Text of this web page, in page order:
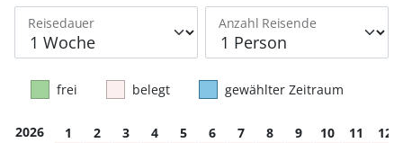
Reisedauer Anzahl Reisende
frei belegt gewählter Zeitraum
2026 1 2 3 4 5 6 7 8 9 10 11
12